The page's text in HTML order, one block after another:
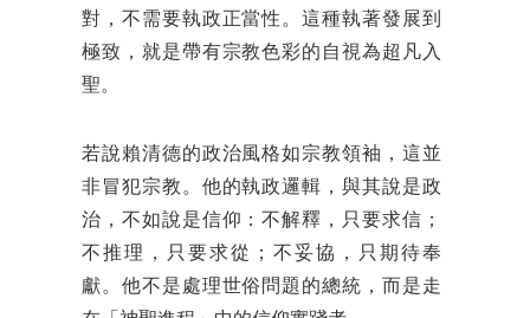
對，不需要執政正當性。這種執著發展到
極致，就是帶有宗教色彩的自視為超凡入
聖。
若說賴清德的政治風格如宗教領袖，這並
非冒犯宗教。他的執政邏輯，與其說是政
治，不如說是信仰：不解釋，只要求信；
不推理，只要求從；不妥協，只期待奉
獻。他不是處理世俗問題的總統，而是走